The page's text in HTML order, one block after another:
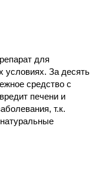
для
условиях. За десять
средство с
печени и
т.к.